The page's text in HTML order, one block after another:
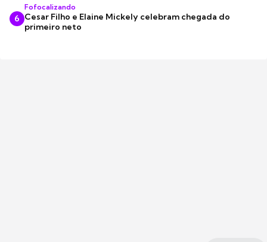
6
Fofocalizando
Cesar Filho e Elaine Mickely celebram chegada do
primeiro neto